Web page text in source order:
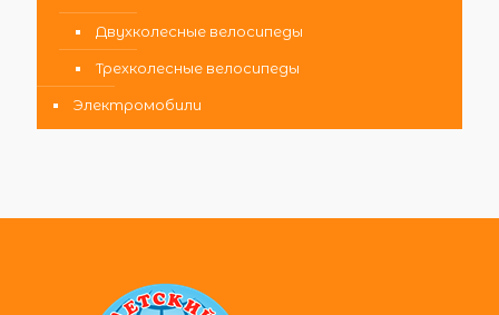
Двухколесные велосипеды
Трехколесные велосипеды
Электромобили